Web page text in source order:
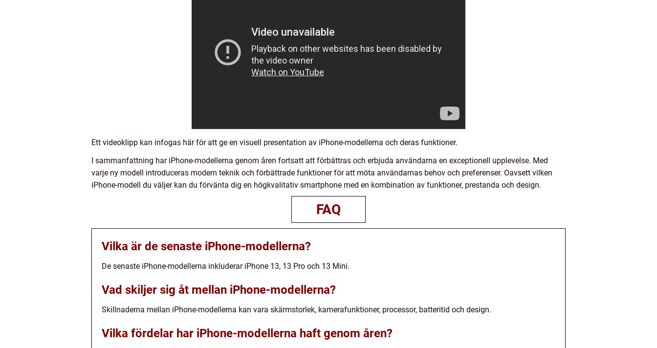
Ett videoklipp kan infogas här för att ge en visuell presentation av iPhone-modellerna och deras funktioner.
I sammanfattning har iPhone-modellerna genom åren fortsatt att förbättras och erbjuda användarna en exceptionell upplevelse. Med
varje ny modell introduceras modern teknik och förbättrade funktioner för att möta användarnas behov och preferenser. Oavsett vilken
iPhone-modell du väljer kan du förvänta dig en högkvalitativ smartphone med en kombination av funktioner, prestanda och design.
FAQ
Vilka är de senaste iPhone-modellerna?
De senaste iPhone-modellerna inkluderar iPhone 13, 13 Pro och 13 Mini.
Vad skiljer sig åt mellan iPhone-modellerna?
Skillnaderna mellan iPhone-modellerna kan vara skärmstorlek, kamerafunktioner, processor, batteritid och design.
Vilka fördelar har iPhone-modellerna haft genom åren?